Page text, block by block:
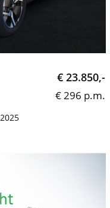
€ 23.850,-
€ 296 p.m.
2025